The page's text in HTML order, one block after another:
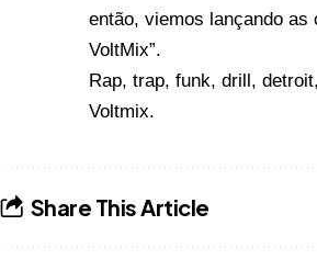
então, viemos lançando
VoltMix”.
Rap, trap, funk, drill,
Voltmix.
Share This Article